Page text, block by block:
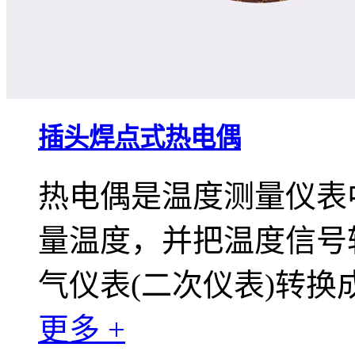
插头焊点式热电偶
热电偶是温度测量仪
量温度，并把温度信
气仪表(二次仪表)转换
更多 +